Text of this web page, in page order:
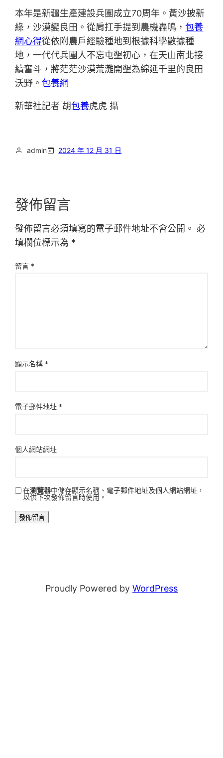
本年是新疆生產建設兵團成立70周年。黃沙披新
綠，沙漠變良田。從肩扛手提到農機轟鳴，包養
網心得從依附農戶經驗種地到根據科學數據種
地，一代代兵團人不忘屯墾初心，在天山南北接
續奮斗，將茫茫沙漠荒灘開墾為綿延千里的良田
沃野。包養網
新華社記者 胡包養虎虎 攝
admin 2024 年 12 月 31 日
發佈留言
發佈留言必須填寫的電子郵件地址不會公開。 必
填欄位標示為 *
留言 *
顯示名稱 *
電子郵件地址 *
個人網站網址
在瀏覽器中儲存顯示名稱、電子郵件地址及個人網站網址，
以供下次發佈留言時使用。
Proudly Powered by WordPress